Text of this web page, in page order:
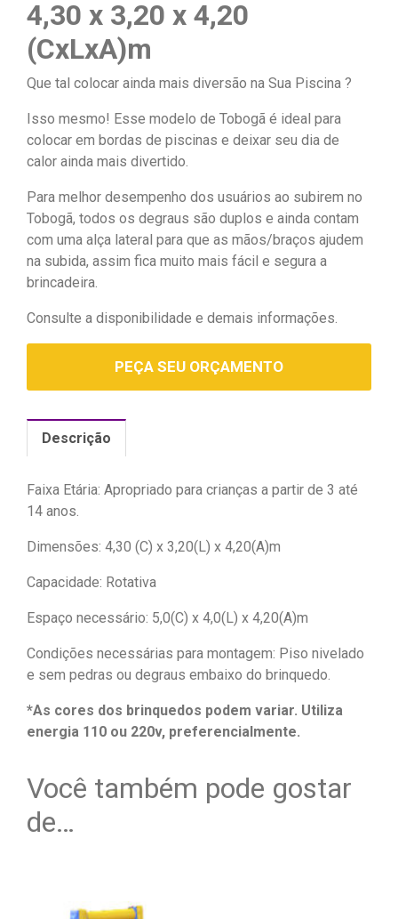
4,30 x 3,20 x 4,20
(CxLxA)m
Que tal colocar ainda mais diversão na Sua Piscina ?
Isso mesmo! Esse modelo de Tobogã é ideal para
colocar em bordas de piscinas e deixar seu dia de
calor ainda mais divertido.
Para melhor desempenho dos usuários ao subirem no
Tobogã, todos os degraus são duplos e ainda contam
com uma alça lateral para que as mãos/braços ajudem
na subida, assim fica muito mais fácil e segura a
brincadeira.
Consulte a disponibilidade e demais informações.
PEÇA SEU ORÇAMENTO
Descrição
Faixa Etária: Apropriado para crianças a partir de 3 até
14 anos.
Dimensões: 4,30 (C) x 3,20(L) x 4,20(A)m
Capacidade: Rotativa
Espaço necessário: 5,0(C) x 4,0(L) x 4,20(A)m
Condições necessárias para montagem: Piso nivelado
e sem pedras ou degraus embaixo do brinquedo.
*As cores dos brinquedos podem variar. Utiliza
energia 110 ou 220v, preferencialmente.
Você também pode gostar
de…